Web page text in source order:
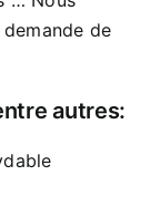
de
autres: